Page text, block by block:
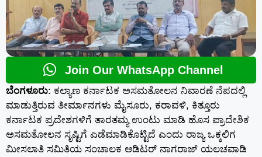
Join Our WhatsApp Channel
ಬೆಂಗಳೂರು: ಕಲ್ಯಾಣ ಕರ್ನಾಟಕ ಅಸಮತೋಲನ ನಿವಾರಣೆ ನೆಪದಲ್ಲಿ
ಮಾಡುತ್ತಿರುವ ತೀರ್ಮಾನಗಳು ಮೈಸೂರು, ಕರಾವಳಿ, ಕಿತ್ತೂರು
ಕರ್ನಾಟಕ ಪ್ರದೇಶಗಳಿಗೆ ತಾರತಮ್ಯ ಉಂಟು ಮಾಡಿ ಹೊಸ ಪ್ರಾದೇಶಿಕ
ಅಸಮತೋಲನ ಸೃಷ್ಟಿಗೆ ಎಡೆಮಾಡಿಕೊಟ್ಟಿದೆ ಎಂದು ರಾಜ್ಯ ಒಕ್ಕಲಿಗ
ಮೀಸಲಾತಿ ಸಮಿತಿಯ ಸಂಚಾಲಕ ಆಡಿಟರ್ ನಾಗರಾಜ್ ಯಲಚವಾಡಿ